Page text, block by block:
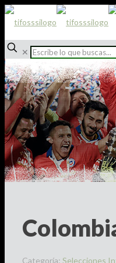
✕
Categoría: Selecciones